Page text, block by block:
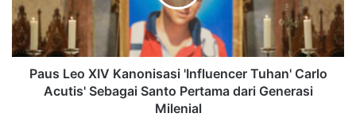
Paus Leo XIV Kanonisasi 'Influencer Tuhan' Carlo
Acutis' Sebagai Santo Pertama dari Generasi
Milenial